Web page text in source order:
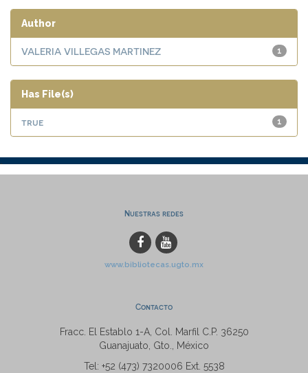
Author
1
VALERIA VILLEGAS MARTINEZ
Has File(s)
1
true
Nuestras redes
www.bibliotecas.ugto.mx
Contacto
Fracc. El Establo 1-A, Col. Marfil C.P. 36250
Guanajuato, Gto., México
Tel: +52 (473) 7320006 Ext. 5538